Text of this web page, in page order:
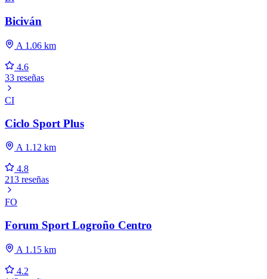
Biciván
A 1.06 km
4.6
33 reseñas
CI
Ciclo Sport Plus
A 1.12 km
4.8
213 reseñas
FO
Forum Sport Logroño Centro
A 1.15 km
4.2